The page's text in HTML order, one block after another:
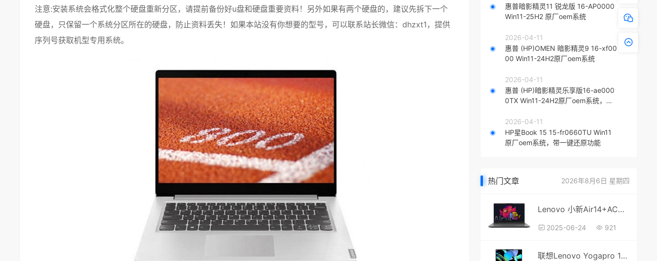
注意:安装系统会格式化整个硬盘重新分区，请提前备份好u盘和硬盘重要资料！另外如果有两个硬盘的，建议先拆下一个
硬盘，只保留一个系统分区所在的硬盘，防止资料丢失！如果本站没有你想要的型号，可以联系站长微信：dhzxt1，提供
序列号获取机型专用 系统。
惠普暗影精灵11 锐龙版 16-AP0000
Win11-25H2 原厂oem系统
2026-04-11
惠普 (HP)OMEN 暗影精灵9 16-xf00
00 Win11-24H2原厂oem系统
2026-04-11
惠普 (HP)暗影精灵乐享版16-ae000
0TX Win11-24H2原厂oem系统，带
2026-04-11
HP星Book 15 15-fr0660TU Win11
原厂oem系统，带一键还原功能
热门文章 2026年8月6日 星期四
Lenovo 小新Air14+ACN 2021 (82L7)Win11家庭中文版 原厂系统
2025-06-24 921
联想Lenovo Yogapro 14s IRH8(82Y7)Win11家庭中文版 原厂oem系统